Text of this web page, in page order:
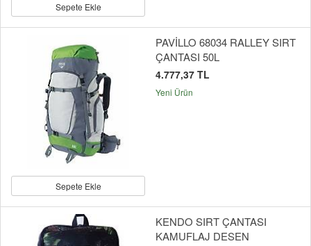
Sepete Ekle
Sepete Ekle
PAVİLLO 68034 RALLEY SIRT
ÇANTASI 50L
4.777,37 TL
Yeni Ürün
KENDO SIRT ÇANTASI
KAMUFLAJ DESEN